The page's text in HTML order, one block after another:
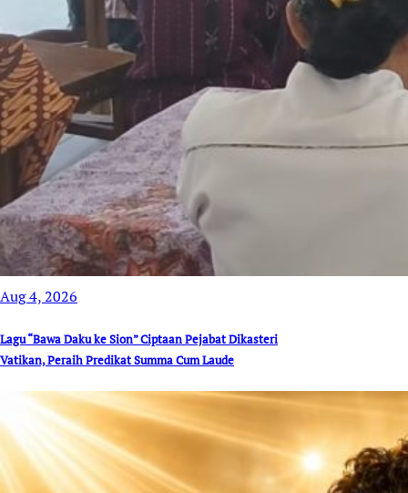
Aug 4, 2026
Lagu “Bawa Daku ke Sion” Ciptaan Pejabat Dikasteri
Vatikan, Peraih Predikat Summa Cum Laude